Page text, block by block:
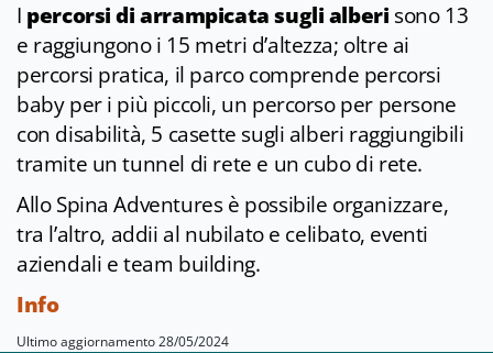
I percorsi di arrampicata sugli alberi sono 13
e raggiungono i 15 metri d’altezza; oltre ai
percorsi pratica, il parco comprende percorsi
baby per i più piccoli, un percorso per persone
con disabilità, 5 casette sugli alberi raggiungibili
tramite un tunnel di rete e un cubo di rete.
Allo Spina Adventures è possibile organizzare,
tra l’altro, addii al nubilato e celibato, eventi
aziendali e team building.
Info
Ultimo aggiornamento 28/05/2024